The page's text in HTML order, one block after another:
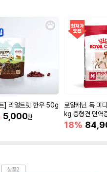
] 리얼트릿 한우 50g
5,000원
로얄캐닌 독 미
kg 중형견 면역
18%
상품2